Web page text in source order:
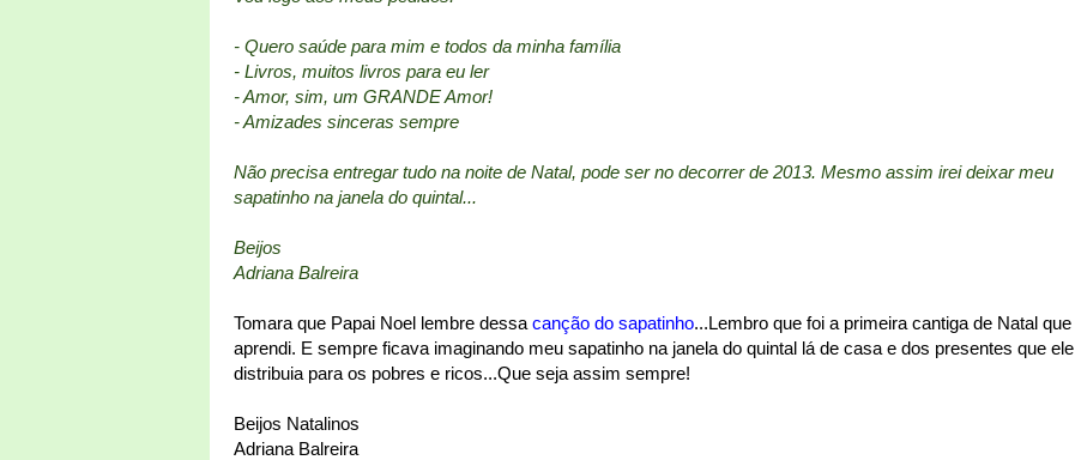
- Quero saúde para mim e todos da minha família
- Livros, muitos livros para eu ler
- Amor, sim, um GRANDE Amor!
- Amizades sinceras sempre
Não precisa entregar tudo na noite de Natal, pode ser no decorrer de 2013. Mesmo assim irei deixar meu
sapatinho na janela do quintal...
Beijos
Adriana Balreira
Tomara que Papai Noel lembre dessa canção do sapatinho...Lembro que foi a primeira cantiga de Natal que
aprendi. E sempre ficava imaginando meu sapatinho na janela do quintal lá de casa e dos presentes que ele
distribuia para os pobres e ricos...Que seja assim sempre!
Beijos Natalinos
Adriana Balreira